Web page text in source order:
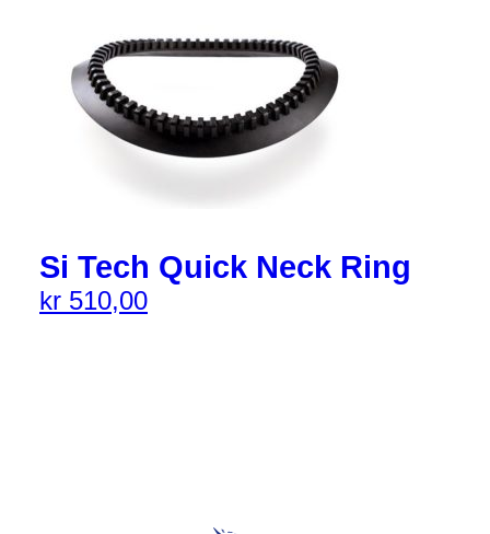
Si Tech Quick Neck Ring
kr 510,00